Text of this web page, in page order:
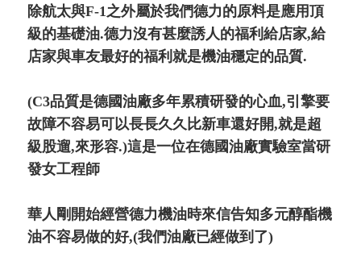
除航太與F-1之外屬於我們德力的原料是應用頂
級的基礎油.德力沒有甚麼誘人的福利給店家,給
店家與車友最好的福利就是機油穩定的品質.
(C3品質是德國油廠多年累積研發的心血,引擎要
故障不容易可以長長久久比新車還好開,就是超
級股遛,來形容.)這是一位在德國油廠實驗室當研
發女工程師
華人剛開始經營德力機油時來信告知多元醇酯機
油不容易做的好,(我們油廠已經做到了)